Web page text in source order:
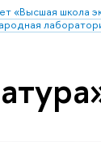
«Высшая школа